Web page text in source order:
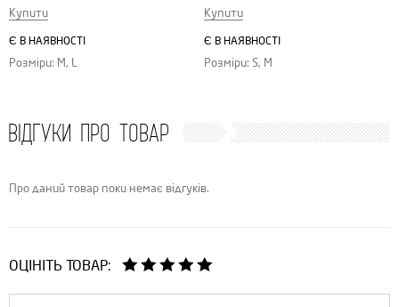
Купити
Є В НАЯВНОСТІ
Розміри: M, L
Купити
Є В НАЯВНОСТІ
Розміри: S, M
ВІДГУКИ ПРО ТОВАР
Про даний товар поки немає відгуків.
ОЦІНІТЬ ТОВАР: